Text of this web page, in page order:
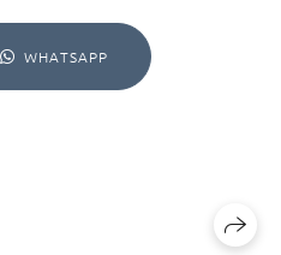
WHATSAPP